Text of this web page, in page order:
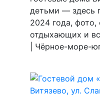
детьми — здесь
2024 года, фото,
отдыхающих и
| Чёрное-море-